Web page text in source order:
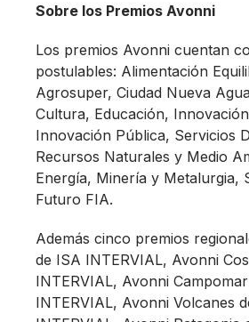
Sobre los Premios Avonni
Los premios Avonni cuentan
postulables: Alimentación
Agrosuper, Ciudad Nueva
Cultura, Educación,
Innovación Pública, Servicios
Recursos Naturales y Medio
Energía, Minería y Metalurgia,
Futuro FIA.
Además cinco premios
de ISA INTERVIAL, Avonni
INTERVIAL, Avonni
INTERVIAL, Avonni Volcanes